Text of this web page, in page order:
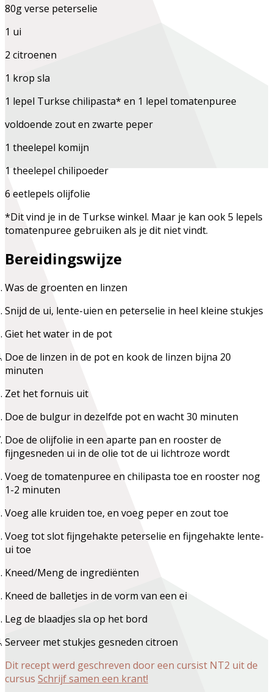
80g verse peterselie
1 ui
2 citroenen
1 krop sla
1 lepel Turkse chilipasta* en 1 lepel tomatenpuree
voldoende zout en zwarte peper
1 theelepel komijn
1 theelepel chilipoeder
6 eetlepels olijfolie
*Dit vind je in de Turkse winkel. Maar je kan ook 5 lepels
tomatenpuree gebruiken als je dit niet vindt.
Bereidingswijze
Was de groenten en linzen
Snijd de ui, lente-uien en peterselie in heel kleine stukjes
Giet het water in de pot
Doe de linzen in de pot en kook de linzen bijna 20
minuten
Zet het fornuis uit
Doe de bulgur in dezelfde pot en wacht 30 minuten
Doe de olijfolie in een aparte pan en rooster de
fijngesneden ui in de olie tot de ui lichtroze wordt
Voeg de tomatenpuree en chilipasta toe en rooster nog
1-2 minuten
Voeg alle kruiden toe, en voeg peper en zout toe
Voeg tot slot fijngehakte peterselie en fijngehakte lente-
ui toe
Kneed/Meng de ingrediënten
Kneed de balletjes in de vorm van een ei
Leg de blaadjes sla op het bord
Serveer met stukjes gesneden citroen
Dit recept werd geschreven door een cursist NT2 uit de
cursus Schrijf samen een krant!